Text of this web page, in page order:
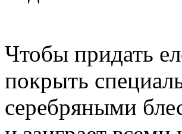
Чтобы придать
покрыть
серебряными